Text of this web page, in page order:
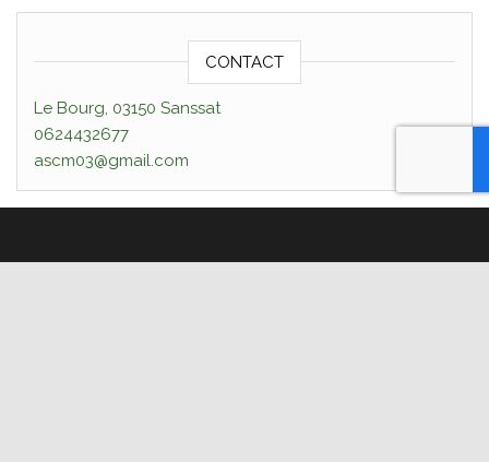
CONTACT
Le Bourg, 03150 Sanssat
0624432677
ascm03@gmail.com